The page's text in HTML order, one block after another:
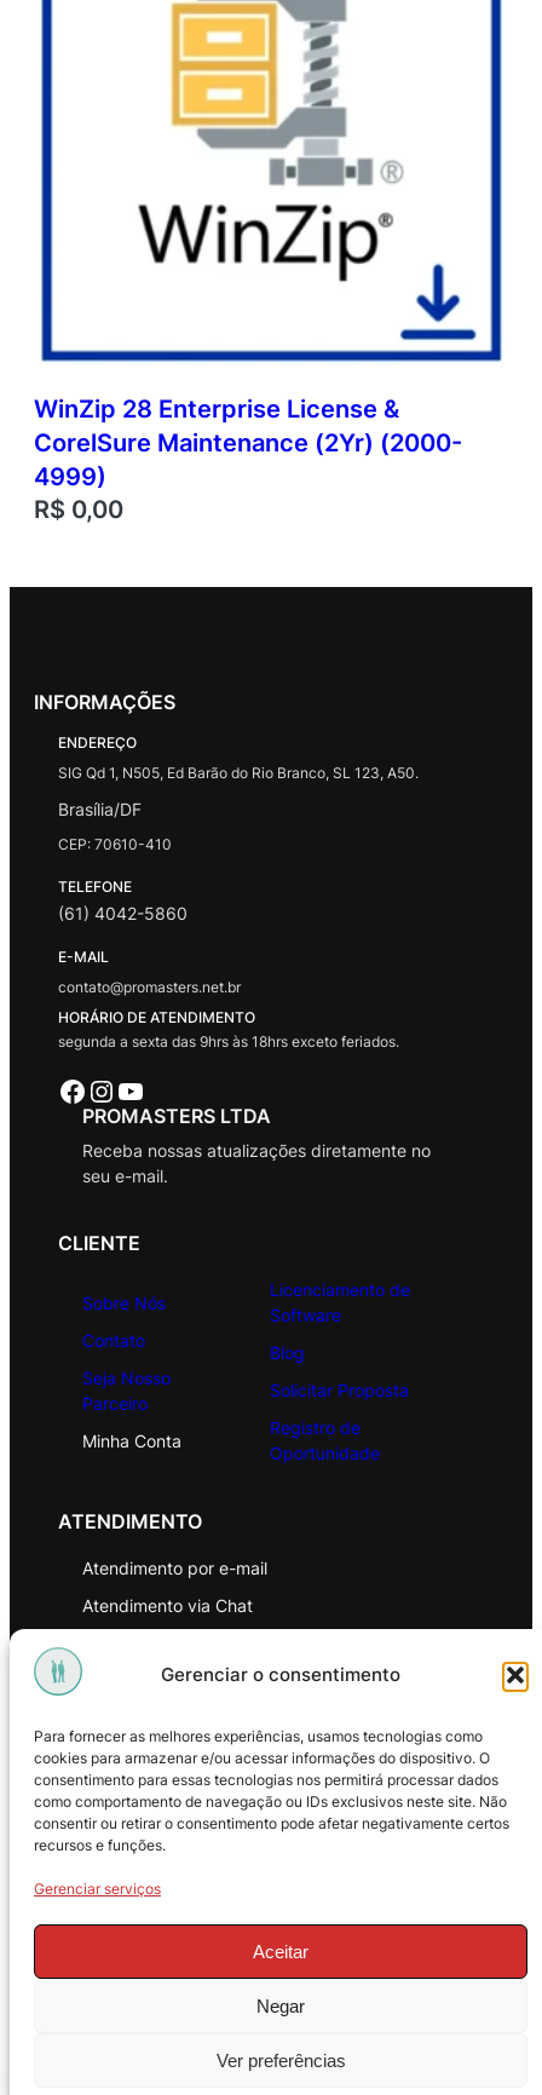
Gerenciar o consentimento
Para fornecer as melhores experiências, usamos tecnologias como
cookies para armazenar e/ou acessar informações do dispositivo. O
consentimento para essas tecnologias nos permitirá processar dados
como comportamento de navegação ou IDs exclusivos neste site. Não
consentir ou retirar o consentimento pode afetar negativamente certos
recursos e funções.
Gerenciar serviços
Aceitar
Negar
Ver preferências
WinZip 28 Enterprise License &
CorelSure Maintenance (2Yr) (2000-
4999)
R$ 0,00
INFORMAÇÕES
ENDEREÇO
SIG Qd 1, N505, Ed Barão do Rio Branco, SL 123, A50.
Brasília/DF
CEP: 70610-410
TELEFONE
(61) 4042-5860
E-MAIL
contato@promasters.net.br
HORÁRIO DE ATENDIMENTO
segunda a sexta das 9hrs às 18hrs exceto feriados.
Facebook Instagram Youtube
PROMASTERS LTDA
Receba nossas atualizações diretamente no
seu e-mail.
CLIENTE
Sobre Nós
Contato
Seja Nosso
Parceiro
Minha Conta
Licenciamento de
Software
Blog
Solicitar Proposta
Registro de
Oportunidade
ATENDIMENTO
Atendimento por e-mail
Atendimento via Chat
Política de Privacidade
Política de Troca e Devoluções
Política de Reembolso
18.269.230/0001-16. Todos os direitos